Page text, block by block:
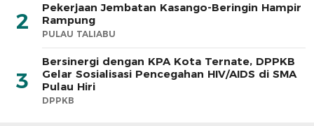
2
Pekerjaan Jembatan Kasango-Beringin Hampir
Rampung
PULAU TALIABU
3
Bersinergi dengan KPA Kota Ternate, DPPKB
Gelar Sosialisasi Pencegahan HIV/AIDS di SMA
Pulau Hiri
DPPKB